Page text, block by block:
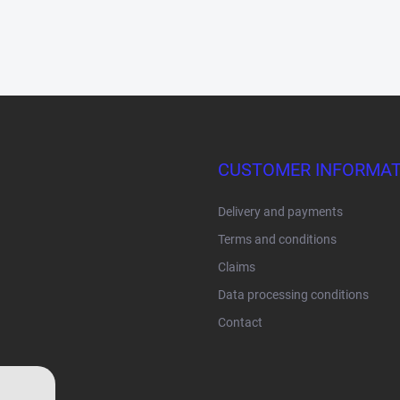
CUSTOMER
Delivery and payments
Terms and conditions
Claims
Data processing conditions
Contact